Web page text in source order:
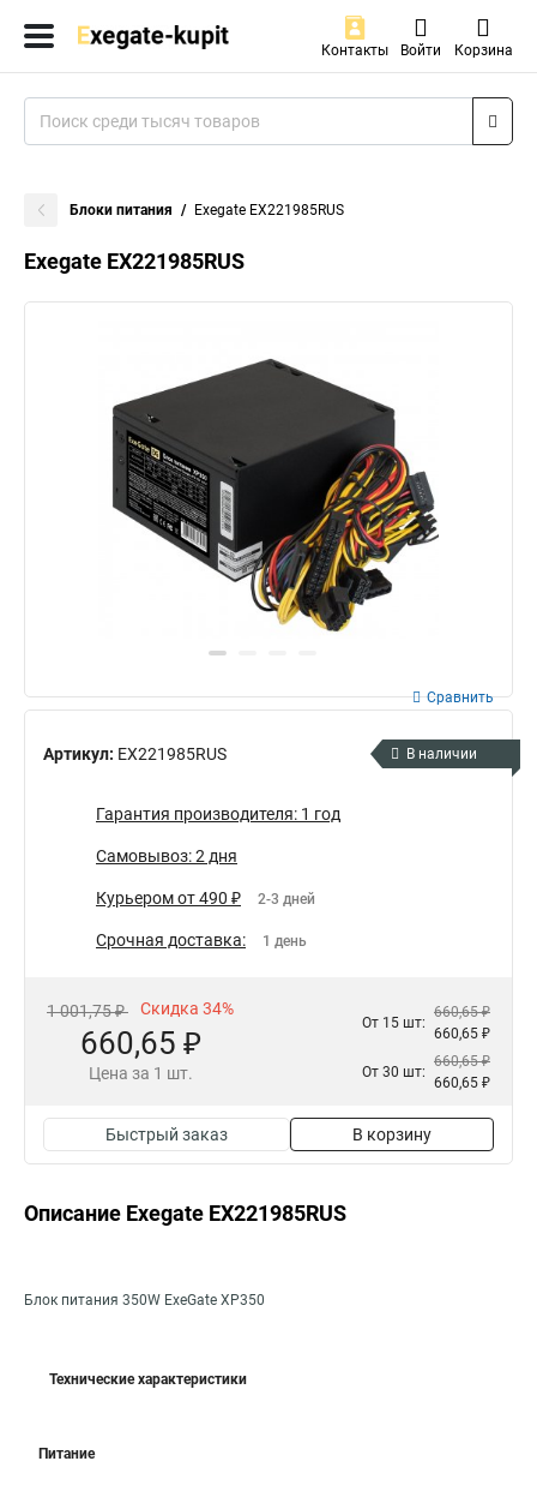
Контакты Войти Корзина
Блоки питания Exegate EX221985RUS
Exegate EX221985RUS
Артикул: EX221985RUS
Сравнить
В наличии
Гарантия производителя: 1 год
Самовывоз: 2 дня
Курьером от 490 ₽ 2-3 дней
Срочная доставка: 1 день
1 001,75 ₽ Скидка 34%
660,65 ₽
Цена за 1 шт.
От 15 шт:
660,65 ₽
660,65 ₽
От 30 шт:
660,65 ₽
660,65 ₽
Быстрый заказ В корзину
Описание Exegate EX221985RUS
Блок питания 350W ExeGate XP350
Технические характеристики
Питание